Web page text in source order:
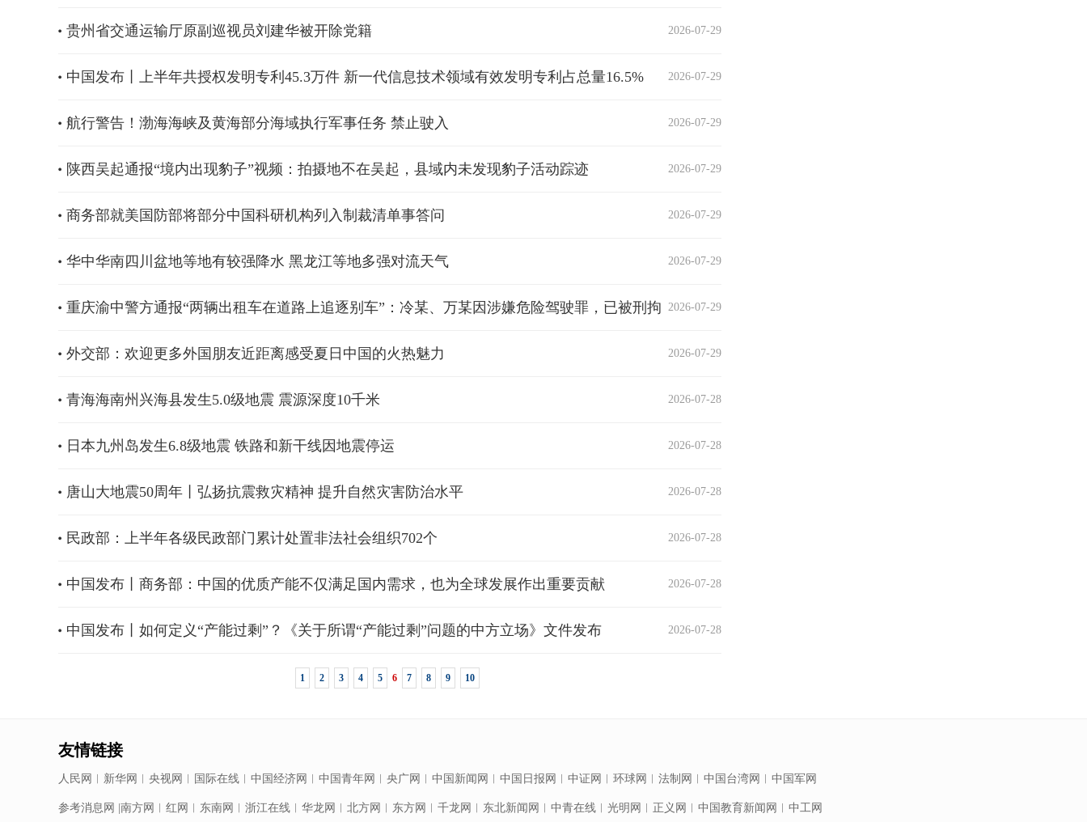
贵州省交通运输厅原副巡视员刘建华被开除党籍 2026-07-29
中国发布丨上半年共授权发明专利45.3万件 新一代信息技术领域有效发明专利占总量16.5% 2026-07-29
航行警告！渤海海峡及黄海部分海域执行军事任务 禁止驶入 2026-07-29
陕西吴起通报“境内出现豹子”视频：拍摄地不在吴起，县域内未发现豹子活动踪迹 2026-07-29
商务部就美国防部将部分中国科研机构列入制裁清单事答问 2026-07-29
华中华南四川盆地等地有较强降水 黑龙江等地多强对流天气 2026-07-29
重庆渝中警方通报“两辆出租车在道路上追逐别车”：冷某、万某因涉嫌危险驾驶罪，已被刑拘 2026-07-29
外交部：欢迎更多外国朋友近距离感受夏日中国的火热魅力 2026-07-29
青海海南州兴海县发生5.0级地震 震源深度10千米 2026-07-28
日本九州岛发生6.8级地震 铁路和新干线因地震停运 2026-07-28
唐山大地震50周年丨弘扬抗震救灾精神 提升自然灾害防治水平 2026-07-28
民政部：上半年各级民政部门累计处置非法社会组织702个 2026-07-28
中国发布丨商务部：中国的优质产能不仅满足国内需求，也为全球发展作出重要贡献 2026-07-28
中国发布丨如何定义“产能过剩”？《关于所谓“产能过剩”问题的中方立场》文件发布 2026-07-28
1 2 3 4 5 6 7 8 9 10